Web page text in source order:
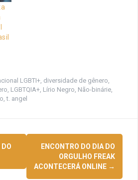
LGBTI+ diversidade de gênero
LGBTQIA+ Lírio Negro Não-binárie
,t. angel
DO
ENCONTRO DO DIA DO
ORGULHO FREAK
ACONTECERÁ ONLINE →